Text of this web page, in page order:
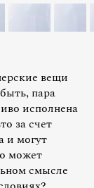
вещи
пара
исполнена
за счет
и могут
может
смысле